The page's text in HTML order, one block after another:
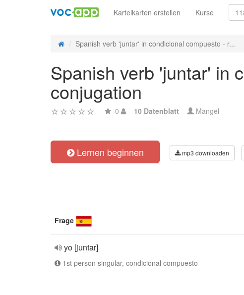
Karteikarten erstellen Kurse
Spanish verb 'juntar' in condicional compuesto - r...
Spanish verb 'juntar' in
conjugation
0 10 Datenblatt Mangel
Lernen beginnen mp3 downloaden
Frage
yo [juntar]
1st person singular, condicional compuesto